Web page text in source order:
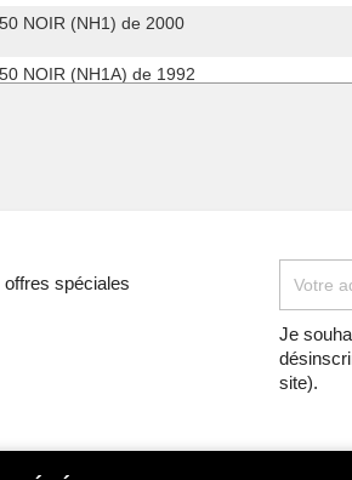
NOIR (NH1) de 2000
NOIR (NH1A) de 1992
SAHARA BULE METALLIC (PB273) de
SAHARA BULE METALLIC (PB273) de
SAHARA BULE METALLIC (PB273) de 2000
spéciales
Je
site).